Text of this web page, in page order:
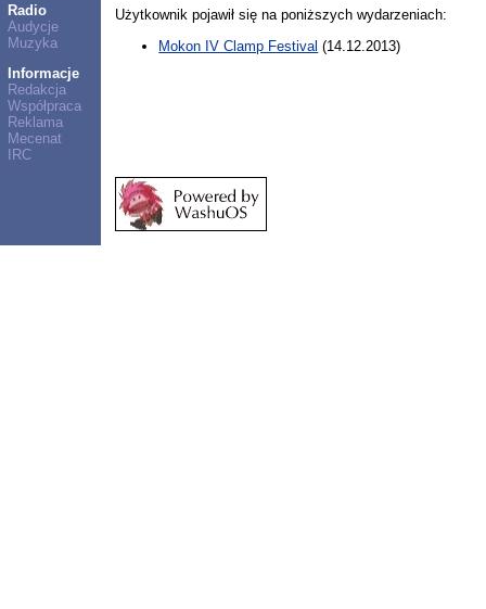
Radio
Audycje
Muzyka
Informacje
Redakcja
Współpraca
Reklama
Mecenat
IRC
Użytkownik pojawił się na poniższych wydarzeniach:
Mokon IV Clamp Festival (14.12.2013)